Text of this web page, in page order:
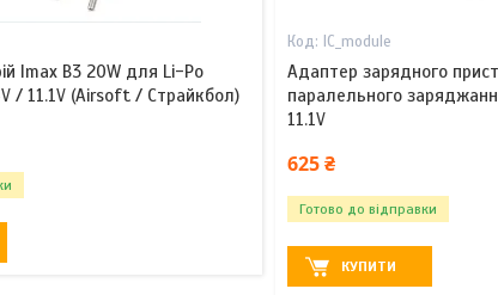
Imax B3 20W для Li-Po
/ 11.1V (Airsoft / Страйкбол)
IC_module
Адаптер зарядного
паралельного
11.1V
625 ₴
Готово до відправки
КУПИТИ